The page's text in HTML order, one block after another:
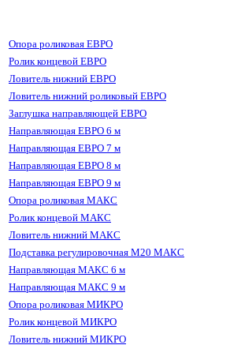
Опора роликовая ЕВРО
Ролик концевой ЕВРО
Ловитель нижний ЕВРО
Ловитель нижний роликовый ЕВРО
Заглушка направляющей ЕВРО
Направляющая ЕВРО 6 м
Направляющая ЕВРО 7 м
Направляющая ЕВРО 8 м
Направляющая ЕВРО 9 м
Опора роликовая МАКС
Ролик концевой МАКС
Ловитель нижний МАКС
Подставка регулировочная М20 МАКС
Направляющая МАКС 6 м
Направляющая МАКС 9 м
Опора роликовая МИКРО
Ролик концевой МИКРО
Ловитель нижний МИКРО